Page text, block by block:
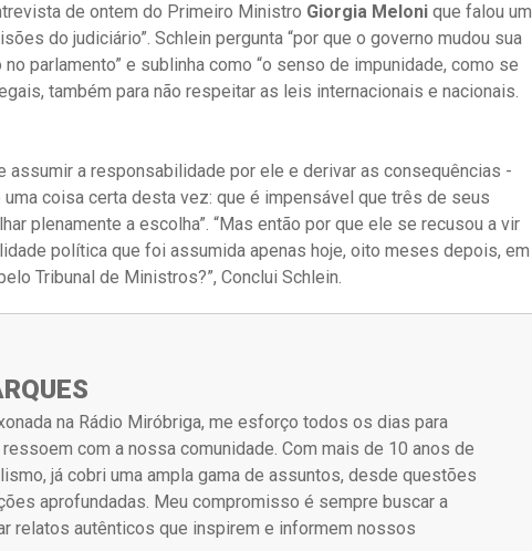
de ontem do Primeiro Ministro Giorgia Meloni que falou um
do judiciário”. Schlein pergunta “por que o governo mudou sua
parlamento” e sublinha como “o senso de impunidade, como se
também para não respeitar as leis internacionais e nacionais.
assumir a responsabilidade por ele e derivar as consequências -
coisa certa desta vez: que é impensável que três de seus
plenamente a escolha”. “Mas então por que ele se recusou a vir
política que foi assumida apenas hoje, oito meses depois, em
Tribunal de Ministros?”, Conclui Schlein.
na Rádio Miróbriga, me esforço todos os dias para
com a nossa comunidade. Com mais de 10 anos de
já cobri uma ampla gama de assuntos, desde questões
aprofundadas. Meu compromisso é sempre buscar a
relatos autênticos que inspirem e informem nossos